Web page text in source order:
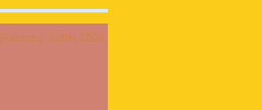
Planning Juillet 2026